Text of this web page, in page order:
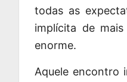
todas as
implícita de
enorme.
Aquele encontro